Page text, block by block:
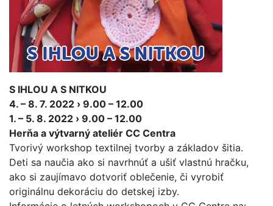
S IHLOU A S NITKOU
4. – 8. 7. 2022 › 9.00 – 12.00
1. – 5. 8. 2022 › 9.00 – 12.00
Herňa a výtvarný ateliér CC Centra
Tvorivý workshop textilnej tvorby a základov šitia.
Deti sa naučia ako si navrhnúť a ušiť vlastnú hračku,
ako si zaujímavo dotvoriť oblečenie, či vyrobiť
originálnu dekoráciu do detskej izby.